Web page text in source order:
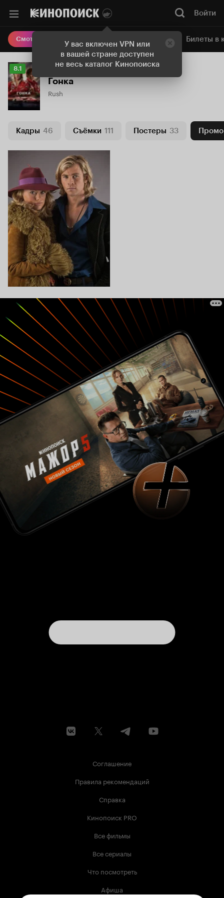
У вас включен VPN или
в вашей стране доступен
не весь каталог Кинопоиска
Войти
Смотреть кино Онлайн-кинотеатр Билеты в
Рейтинг
Кинопоиска
8.1
8.1
Гонка
Rush
Кадры 46 Съёмки 111 Постеры 33 Промо
Соглашение
Правила рекомендаций
Справка
Кинопоиск PRO
Все фильмы
Все сериалы
Что посмотреть
Афиша